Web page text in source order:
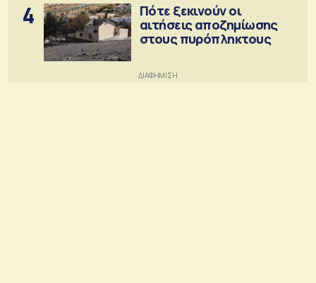
4
Πότε ξεκινούν οι
αιτήσεις αποζημίωσης
στους πυρόπληκτους